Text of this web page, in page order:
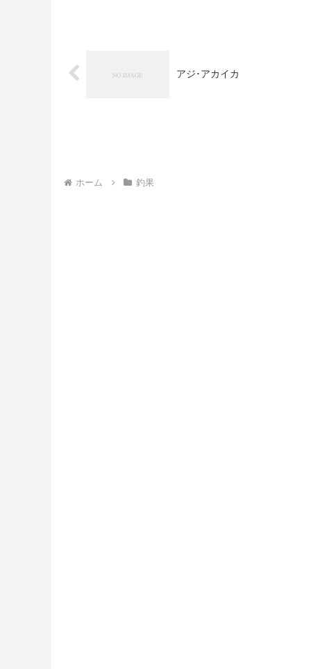
アジ･アカイカ
ホーム 釣果